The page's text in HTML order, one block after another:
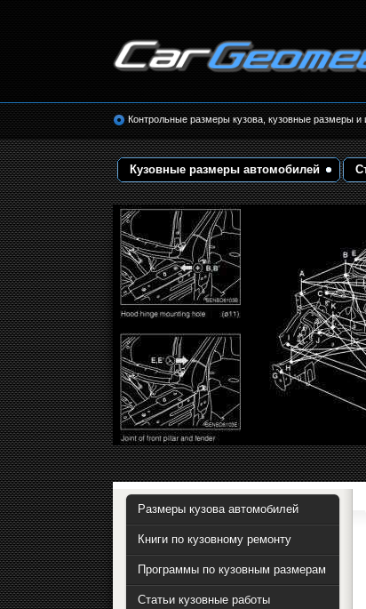
кузовные размеры. Геометрия
Контрольные размеры кузова, кузовные размеры
Кузовные размеры автомобилей
Размеры кузова автомобилей
Книги по кузовному ремонту
Программы по кузовным размерам
Статьи кузовные работы